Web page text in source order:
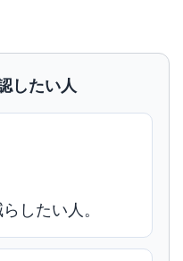
したい人
したい人。